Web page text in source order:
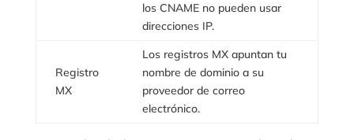
los CNAME no pueden usar
direcciones IP.
Registro
MX
Los registros MX apuntan tu
nombre de dominio a su
proveedor de correo
electrónico.